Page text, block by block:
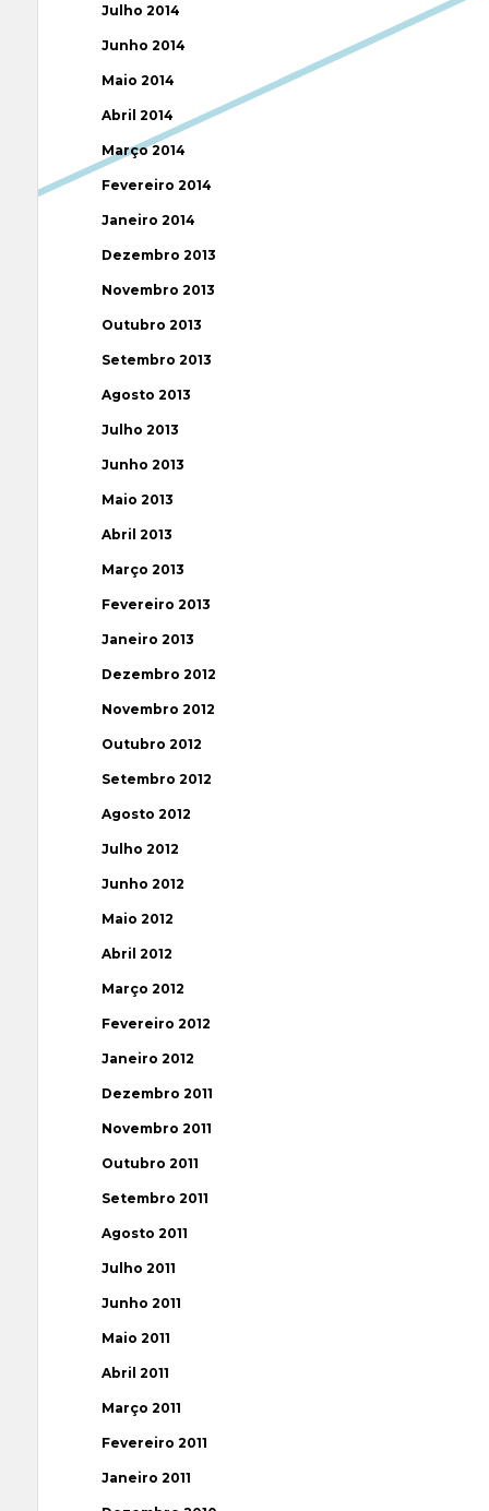
Julho 2014
Junho 2014
Maio 2014
Abril 2014
Março 2014
Fevereiro 2014
Janeiro 2014
Dezembro 2013
Novembro 2013
Outubro 2013
Setembro 2013
Agosto 2013
Julho 2013
Junho 2013
Maio 2013
Abril 2013
Março 2013
Fevereiro 2013
Janeiro 2013
Dezembro 2012
Novembro 2012
Outubro 2012
Setembro 2012
Agosto 2012
Julho 2012
Junho 2012
Maio 2012
Abril 2012
Março 2012
Fevereiro 2012
Janeiro 2012
Dezembro 2011
Novembro 2011
Outubro 2011
Setembro 2011
Agosto 2011
Julho 2011
Junho 2011
Maio 2011
Abril 2011
Março 2011
Fevereiro 2011
Janeiro 2011